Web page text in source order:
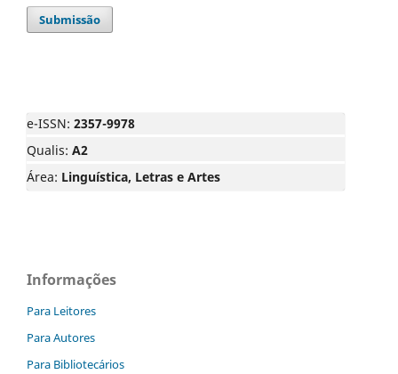
Submissão
e-ISSN: 2357-9978
Qualis: A2
Área: Linguística, Letras e Artes
Informações
Para Leitores
Para Autores
Para Bibliotecários